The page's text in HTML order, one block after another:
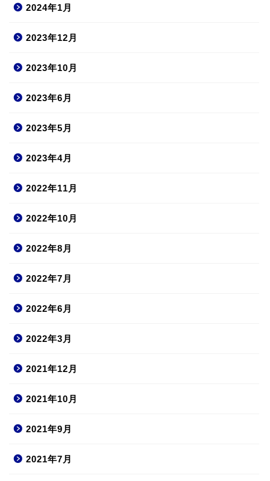
2024年1月
2023年12月
2023年10月
2023年6月
2023年5月
2023年4月
2022年11月
2022年10月
2022年8月
2022年7月
2022年6月
2022年3月
2021年12月
2021年10月
2021年9月
2021年7月